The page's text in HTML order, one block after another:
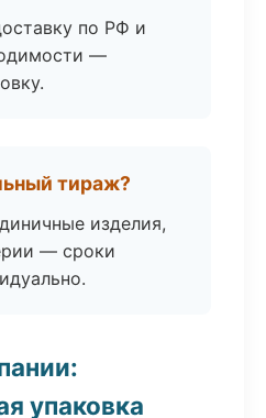
по РФ и
—
тираж?
изделия,
— сроки
упаковка